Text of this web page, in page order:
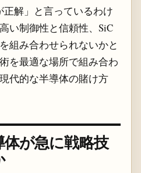
正解」と言っているわけ
い制御性と信頼性、SiC
組み合わせられないかと
を最適な場所で組み合わ
代的な半導体の賭け方
が急に戦略技